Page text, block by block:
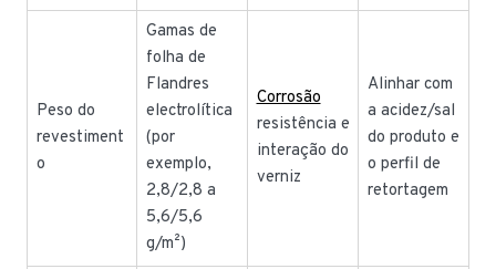
Peso do
revestiment
o
Gamas de
folha de
Flandres
electrolítica
(por
exemplo,
2,8/2,8 a
5,6/5,6
g/m²)
Corrosão
resistência e
interação do
verniz
Alinhar com
a acidez/sal
do produto e
o perfil de
retortagem